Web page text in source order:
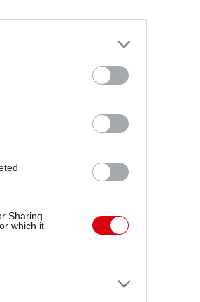
Sharing
which it
Akadémiai
Altay Bayindir
Andreas Pereira